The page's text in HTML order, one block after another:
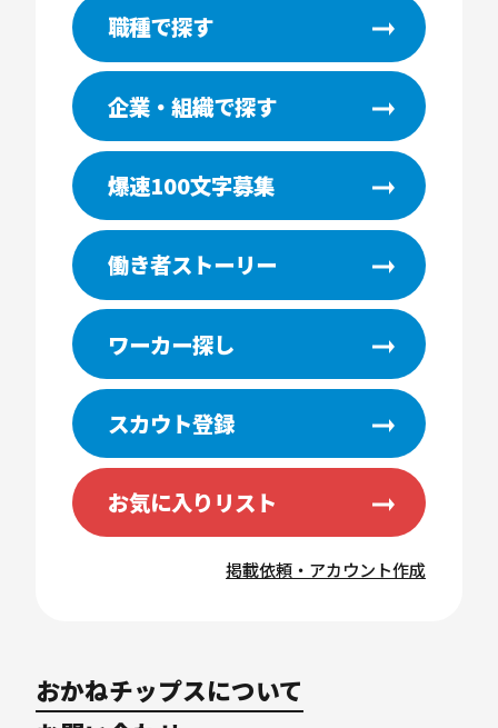
職種で探す
企業・組織で探す
爆速100文字募集
働き者ストーリー
ワーカー探し
スカウト登録
お気に入りリスト
掲載依頼・アカウント作成
おかねチップスについて